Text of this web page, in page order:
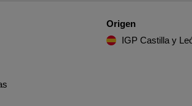
Origen
IGP Castilla y